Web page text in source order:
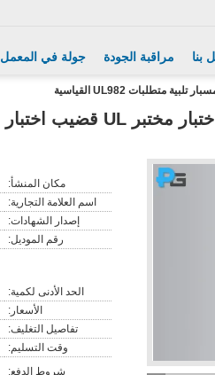
جولة في المعمل مراقبة الجودة بنا
مكان المنشأ:
اسم العلامة التجارية:
إصدار الشهادات:
رقم الموديل:
الحد الأدنى لكمية:
الأسعار:
تفاصيل التغليف:
وقت التسليم:
شروط الدفع: